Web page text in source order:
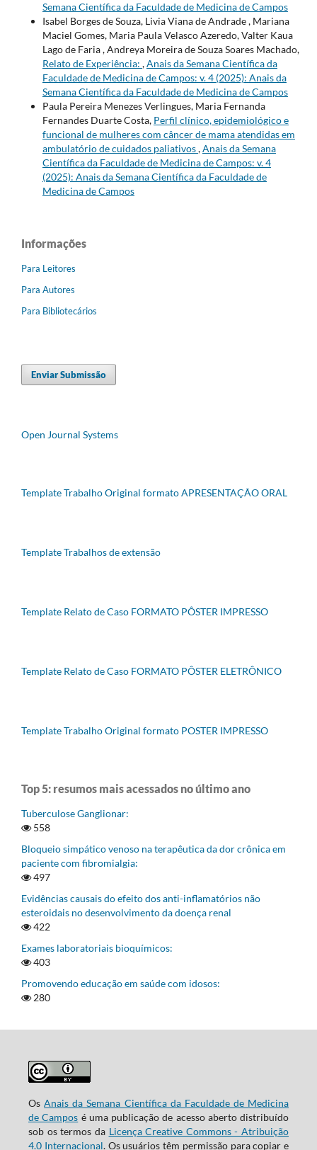
Semana Científica da Faculdade de Medicina de Campos
Isabel Borges de Souza, Livia Viana de Andrade , Mariana
Maciel Gomes, Maria Paula Velasco Azeredo, Valter Kaua
Lago de Faria , Andreya Moreira de Souza Soares Machado,
Relato de Experiência: ,Anais da Semana Científica da
Faculdade de Medicina de Campos: v. 4 (2025): Anais da
Semana Científica da Faculdade de Medicina de Campos
Paula Pereira Menezes Verlingues, Maria Fernanda
Fernandes Duarte Costa, Perfil clínico, epidemiológico e
funcional de mulheres com câncer de mama atendidas em
ambulatório de cuidados paliativos,Anais da Semana
Científica da Faculdade de Medicina de Campos: v. 4
(2025): Anais da Semana Científica da Faculdade de
Medicina de Campos
Informações
Para Leitores
Para Autores
Para Bibliotecários
Enviar Submissão
Open Journal Systems
Template Trabalho Original formato APRESENTAÇÃO ORAL
Template Trabalhos de extensão
Template Relato de Caso FORMATO PÔSTER IMPRESSO
Template Relato de Caso FORMATO PÔSTER ELETRÔNICO
Template Trabalho Original formato POSTER IMPRESSO
Top 5: resumos mais acessados no último ano
Tuberculose Ganglionar:
558
Bloqueio simpático venoso na terapêutica da dor crônica em
paciente com fibromialgia:
497
Evidências causais do efeito dos anti-inflamatórios não
esteroidais no desenvolvimento da doença renal
422
Exames laboratoriais bioquímicos:
403
Promovendo educação em saúde com idosos:
280
OsAnais da Semana Científica da Faculdade de Medicina
de Campos é uma publicação de acesso aberto distribuído
sob os termos da Licença Creative Commons - Atribuição
4.0 Internacional. Os usuários têm permissão para copiar e